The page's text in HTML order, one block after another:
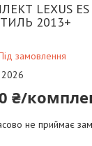
LEXUS ES
2013+
замовлення
2026
₴/
не приймає